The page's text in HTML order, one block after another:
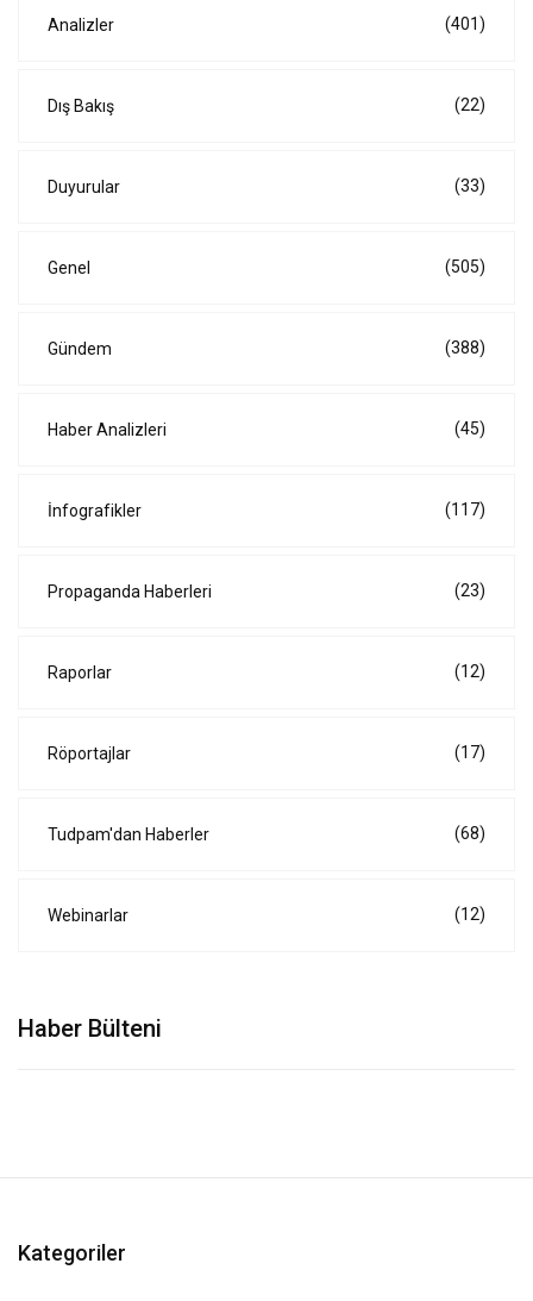
Analizler (401)
Dış Bakış (22)
Duyurular (33)
Genel (505)
Gündem (388)
Haber Analizleri (45)
İnfografikler (117)
Propaganda Haberleri (23)
Raporlar (12)
Röportajlar (17)
Tudpam'dan Haberler (68)
Webinarlar (12)
Haber Bülteni
Kategoriler